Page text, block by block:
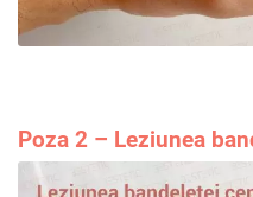
Poza 2 – Leziunea